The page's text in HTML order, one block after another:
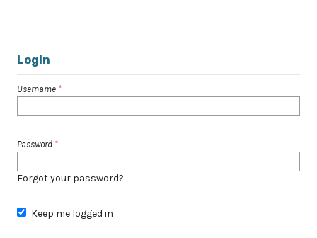
Login
Username *
Password *
Forgot your password?
Keep me logged in